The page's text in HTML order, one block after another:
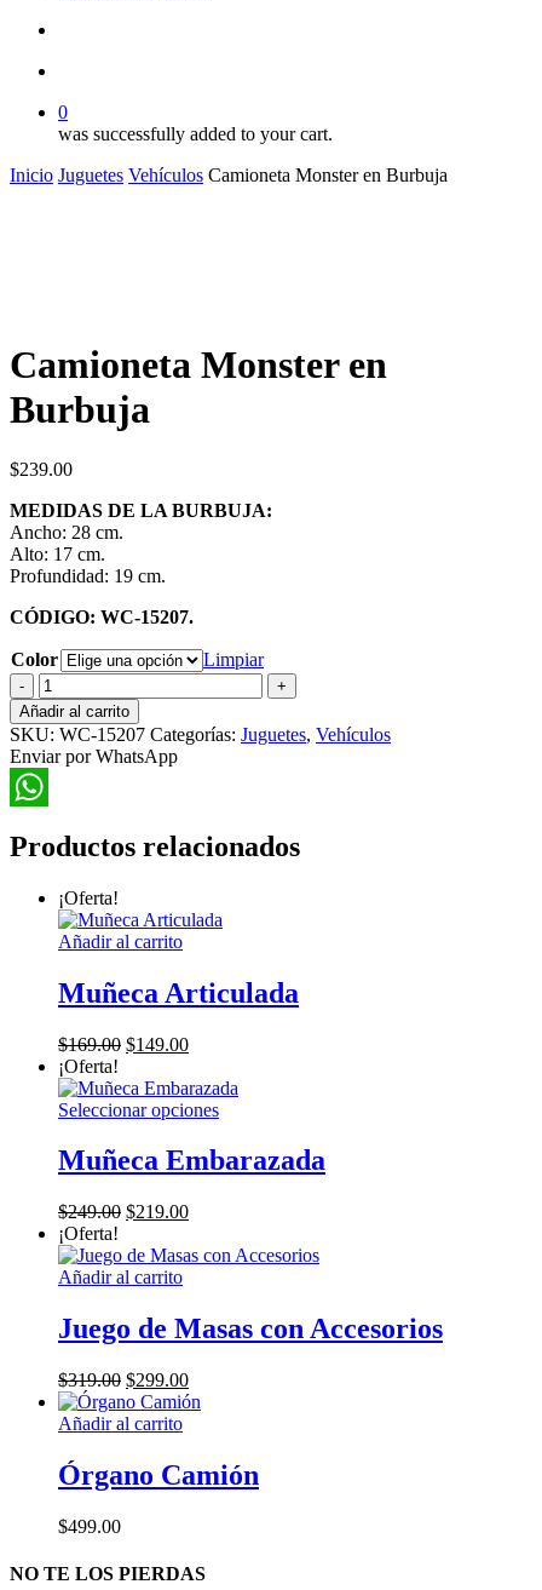
0
was successfully added to your cart.
Inicio Juguetes Vehículos Camioneta Monster en Burbuja
Camioneta Monster en
Burbuja
$239.00
MEDIDAS DE LA BURBUJA:
Ancho: 28 cm.
Alto: 17 cm.
Profundidad: 19 cm.
CÓDIGO: WC-15207.
Color
Limpiar
Camioneta
Monster
en
Burbuja
cantidad
Añadir al carrito
SKU: WC-15207 Categorías: Juguetes, Vehículos
Enviar por WhatsApp
Productos relacionados
¡Oferta!
Añadir al carrito
Muñeca Articulada
$169.00 El
original
era:
$149.00El
actual
es:
¡Oferta!
Seleccionar opcionesEste
tiene
múltiples
se
en
la
Muñeca Embarazada
$249.00 El
original
era:
$219.00El
actual
¡Oferta!
Añadir al carrito
Juego de Masas con Accesorios
$319.00 El
precio
original
$319.00.
$299.00El
precio
$299.00.
Añadir al carrito
Órgano Camión
$499.00
NO TE LOS PIERDAS